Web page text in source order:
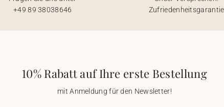
+49 89 38038646
Zufriedenheitsgarantie
10% Rabatt auf Ihre erste Bestellung
mit Anmeldung für den Newsletter!